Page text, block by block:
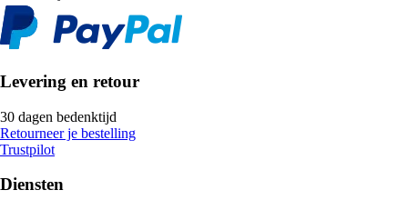
Levering en retour
30 dagen bedenktijd
Retourneer je bestelling
Trustpilot
Diensten